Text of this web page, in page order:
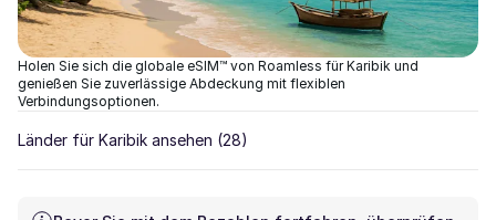
Holen Sie sich die globale eSIM™ von Roamless für Karibik und
genießen Sie zuverlässige Abdeckung mit flexiblen
Verbindungsoptionen.
Länder für Karibik ansehen (28)